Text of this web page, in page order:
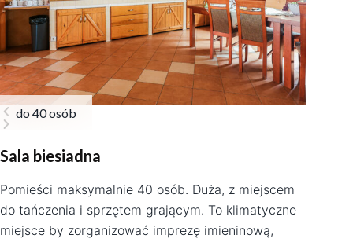
do 40 osób
Sala biesiadna
Pomieści maksymalnie 40 osób. Duża, z miejscem
do tańczenia i sprzętem grającym. To klimatyczne
miejsce by zorganizować imprezę imieninową,